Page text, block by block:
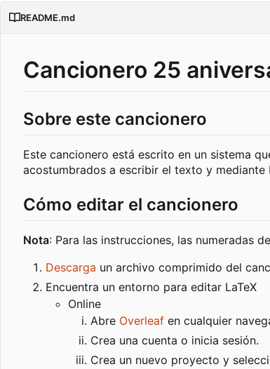
README.md
Cancionero 25
Sobre este cancionero
Este cancionero está escrito en un sistema
acostumbrados a escribir el texto y
Cómo editar el cancionero
Nota: Para las instrucciones, las numeradas
Descarga un archivo comprimido del
Encuentra un entorno para editar LaTeX
Online
Abre Overleaf en cualquier
Crea una cuenta o inicia sesión.
Crea un nuevo proyecto y